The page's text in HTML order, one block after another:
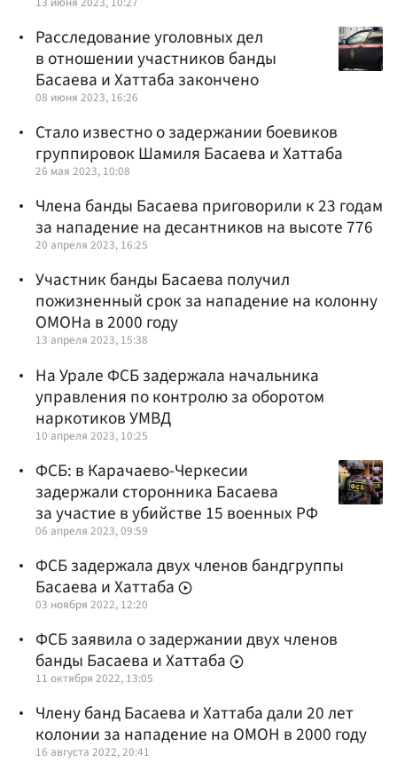
Расследование уголовных дел
в отношении участников банды
Басаева и Хаттаба закончено
08 июня 2023, 16:26
Стало известно о задержании боевиков
группировок Шамиля Басаева и Хаттаба
26 мая 2023, 10:08
Члена банды Басаева приговорили к 23 годам
за нападение на десантников на высоте 776
20 апреля 2023, 16:25
Участник банды Басаева получил
пожизненный срок за нападение на колонну
ОМОНа в 2000 году
13 апреля 2023, 15:38
На Урале ФСБ задержала начальника
управления по контролю за оборотом
наркотиков УМВД
10 апреля 2023, 10:25
ФСБ: в Карачаево-Черкесии
задержали сторонника Басаева
за участие в убийстве 15 военных РФ
06 апреля 2023, 09:59
ФСБ задержала двух членов бандгруппы
Басаева и Хаттаба
03 ноября 2022, 12:20
ФСБ заявила о задержании двух членов
банды Басаева и Хаттаба
11 октября 2022, 13:05
Члену банд Басаева и Хаттаба дали 20 лет
колонии за нападение на ОМОН в 2000 году
16 августа 2022, 20:41